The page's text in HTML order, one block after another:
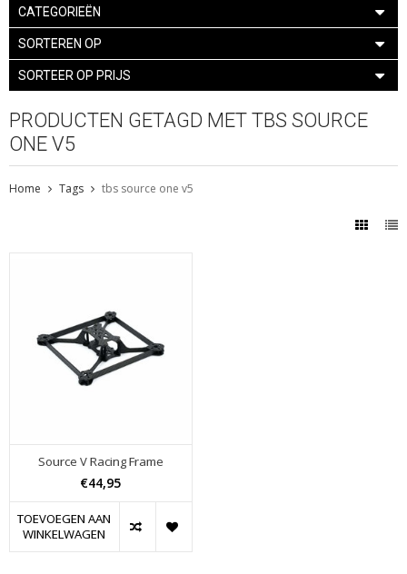
CATEGORIEËN
SORTEREN OP
SORTEER OP PRIJS
PRODUCTEN GETAGD MET TBS SOURCE
ONE V5
Home Tags tbs source one v5
Source V Racing Frame
€44,95
TOEVOEGEN AAN
WINKELWAGEN